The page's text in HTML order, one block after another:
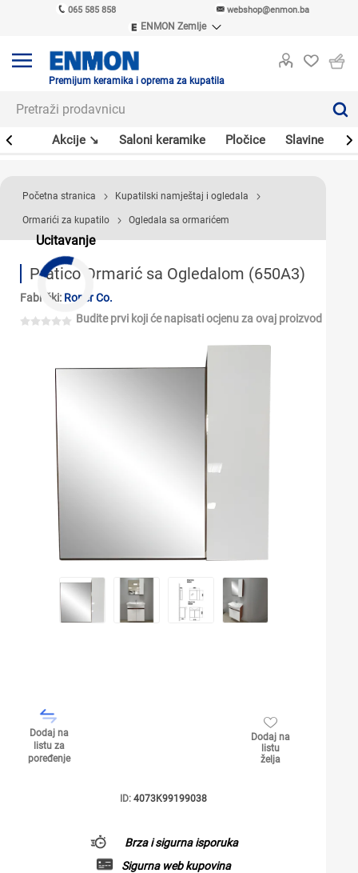
065 585 858 webshop@enmon.ba
ENMON Zemlje
ENMON MKD
Premijum keramika i oprema za kupatila
Akcije ↘ Saloni keramike Pločice Slavine
Ucitavanje
Početna stranica Kupatilski namještaj i ogledala
Ormarići za kupatilo Ogledala sa ormarićem
Pratico Ormarić sa Ogledalom (650A3)
Fabrički: Roper Co.
Budite prvi koji će napisati ocjenu za ovaj proizvod
Dodaj na
listu za
poređenje
Dodaj na
listu
želja
ID: 4073K99199038
Brza i sigurna isporuka
Sigurna web kupovina